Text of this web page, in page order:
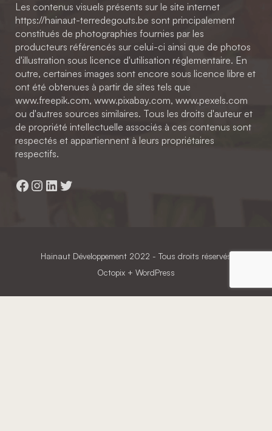
Les contenus visuels présents sur le site internet
https://hainaut-terredegouts.be sont principalement
constitués de photographies fournies par les
producteurs référencés sur celui-ci ainsi que de photos
d'illustration sous licence d'utilisation réglementaire. En
outre, certaines images sont encore sous licence libre et
ont été obtenues à partir de sites tels que
www.freepik.com, www.pixabay.com, www.pexels.com
ou d'autres sources similaires. Tous les droits d'auteur et
de propriété intellectuelle associés à ces contenus sont
respectés et appartiennent à leurs propriétaires
respectifs.
Facebook
Instagram
LinkedIn
Twitter
Hainaut Développement 2022 - Tous droits réservés
Octopix + WordPress